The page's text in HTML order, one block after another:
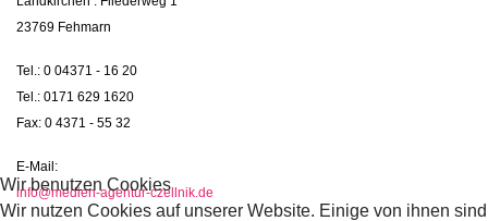
23769 Fehmarn
Tel.: 0 04371 - 16 20
Tel.: 0171 629 1620
Fax: 0 4371 - 55 32
E-Mail:
info@medien-agentur-czellnik.de
Wir benutzen Cookies
Wir nutzen Cookies auf unserer Website. Einige von ihnen sind